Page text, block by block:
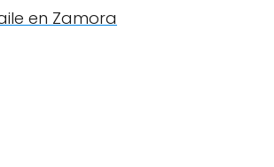
en Zamora